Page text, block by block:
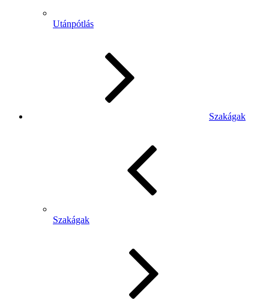
Utánpótlás
Szakágak
Szakágak